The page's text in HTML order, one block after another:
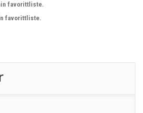
favorittliste.
favorittliste.